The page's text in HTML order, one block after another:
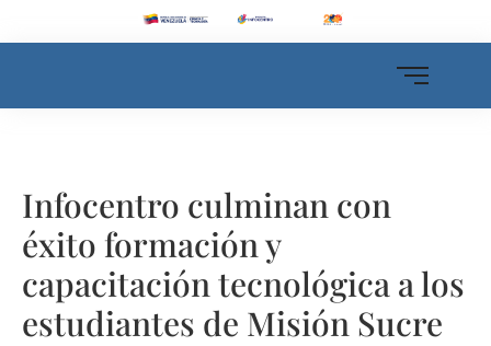
Infocentro culminan con
éxito formación y
capacitación tecnológica a los
estudiantes de Misión Sucre